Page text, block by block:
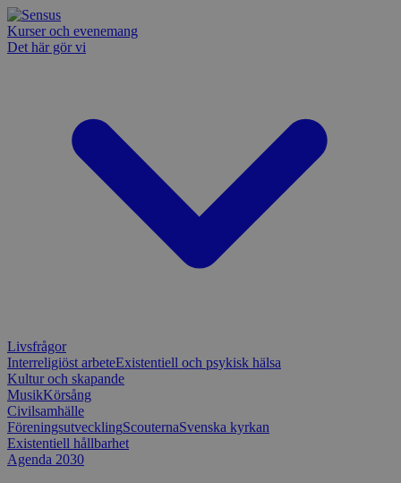
Kurser och evenemang
Det här gör vi
Livsfrågor
Interreligiöst arbeteExistentiell och psykisk hälsa
Kultur och skapande
MusikKörsång
Civilsamhälle
FöreningsutvecklingScouternaSvenska kyrkan
Existentiell hållbarhet
Agenda 2030